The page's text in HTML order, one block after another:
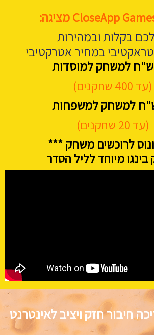
בקלות ובמהירות
במחיר אטרקטיבי
(עד 400 שחקנים)
(עד 20 שחקנים)
לרוכשים משחק ***
מיוחד לליל הסדר
חיבור חזק ויציב לאינטרנט